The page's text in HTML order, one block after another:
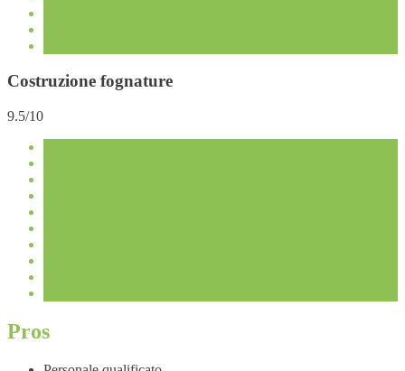
Costruzione fognature
9.5/10
Pros